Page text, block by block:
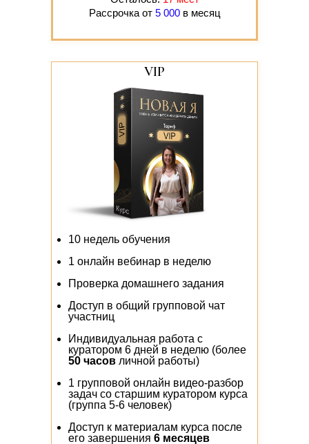
Рассрочка от 5 000в месяц
VIP
10 недель обучения
1 онлайн вебинар в неделю
Проверка домашнего задания
Доступ в общий групповой чат
участниц
Индивидуальная работа с
куратором 6 дней в неделю (более
50 часов личной работы)
1 групповой онлайн видео-разбор
задач со старшим куратором курса
(группа 5-6 человек)
Доступ к материалам курса после
его завершения 6 месяцев